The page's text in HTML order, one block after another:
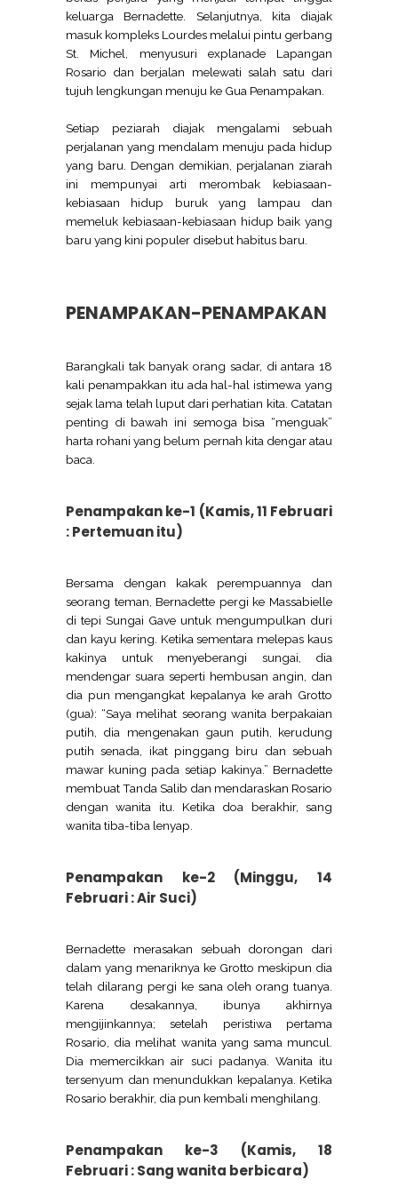
keluarga Bernadette. Selanjutnya, kita diajak
masuk kompleks Lourdes melalui pintu gerbang
St. Michel, menyusuri explanade Lapangan
Rosario dan berjalan melewati salah satu dari
tujuh lengkungan menuju ke Gua Penampakan.
Setiap peziarah diajak mengalami sebuah
perjalanan yang mendalam menuju pada hidup
yang baru. Dengan demikian, perjalanan ziarah
ini mempunyai arti merombak kebiasaan-
kebiasaan hidup buruk yang lampau dan
memeluk kebiasaan-kebiasaan hidup baik yang
baru yang kini populer disebut habitus baru.
PENAMPAKAN-PENAMPAKAN
Barangkali tak banyak orang sadar, di antara 18
kali penampakkan itu ada hal-hal istimewa yang
sejak lama telah luput dari perhatian kita. Catatan
penting di bawah ini semoga bisa “menguak”
harta rohani yang belum pernah kita dengar atau
baca.
Penampakan ke-1 (Kamis, 11 Februari
: Pertemuan itu)
Bersama dengan kakak perempuannya dan
seorang teman, Bernadette pergi ke Massabielle
di tepi Sungai Gave untuk mengumpulkan duri
dan kayu kering. Ketika sementara melepas kaus
kakinya untuk menyeberangi sungai, dia
mendengar suara seperti hembusan angin, dan
dia pun mengangkat kepalanya ke arah Grotto
(gua): “Saya melihat seorang wanita berpakaian
putih, dia mengenakan gaun putih, kerudung
putih senada, ikat pinggang biru dan sebuah
mawar kuning pada setiap kakinya.” Bernadette
membuat Tanda Salib dan mendaraskan Rosario
dengan wanita itu. Ketika doa berakhir, sang
wanita tiba-tiba lenyap.
Penampakan ke-2 (Minggu, 14
Februari : Air Suci)
Bernadette merasakan sebuah dorongan dari
dalam yang menariknya ke Grotto meskipun dia
telah dilarang pergi ke sana oleh orang tuanya.
Karena desakannya, ibunya akhirnya
mengijinkannya; setelah peristiwa pertama
Rosario, dia melihat wanita yang sama muncul.
Dia memercikkan air suci padanya. Wanita itu
tersenyum dan menundukkan kepalanya. Ketika
Rosario berakhir, dia pun kembali menghilang.
Penampakan ke-3 (Kamis, 18
Februari : Sang wanita berbicara)